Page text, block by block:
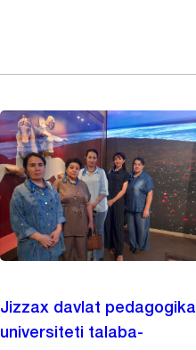
Jizzax davlat pedagogika
universiteti talaba-